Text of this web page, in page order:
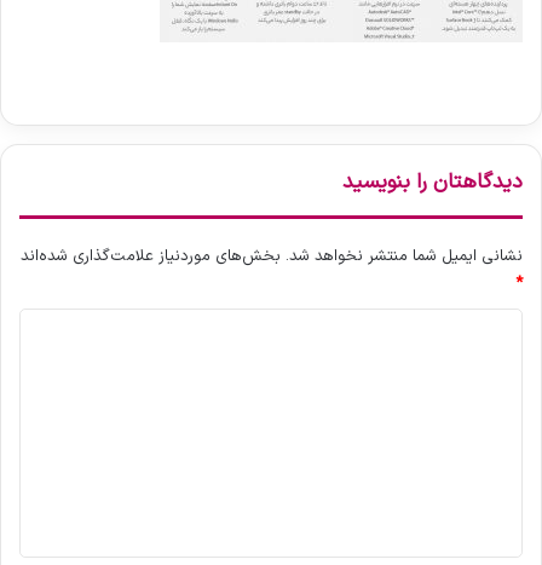
دیدگاهتان را بنویسید
نشانی ایمیل شما منتشر نخواهد شد. بخش‌های موردنیاز علامت‌گذاری شده‌اند
*